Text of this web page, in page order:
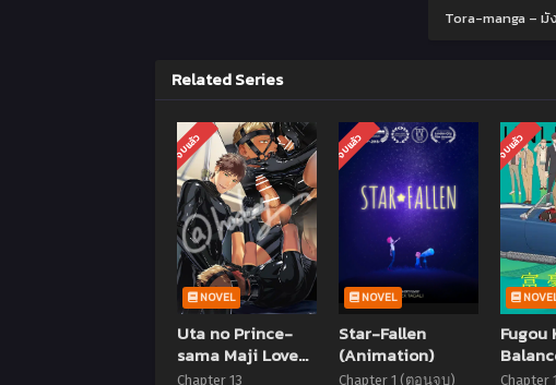
Tora-manga – มั
Related Series
จบแล้ว
NOVEL
Uta no Prince-
sama Maji Love
Revolutions
Chapter 13
จบแล้ว
NOVEL
Star-Fallen
(Animation)
Chapter 1 (ตอนจบ)
จบแล้ว
Fugou
Chapter